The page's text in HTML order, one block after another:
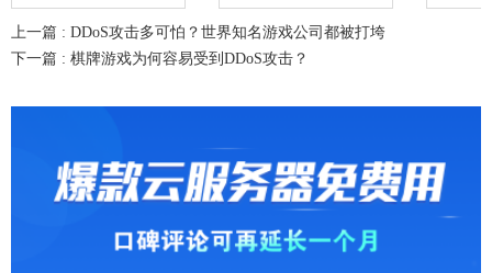
DDOS
上一篇 : DDoS攻击多可怕？世界知名游戏公司都被打垮
下一篇 : 棋牌游戏为何容易受到DDoS攻击？